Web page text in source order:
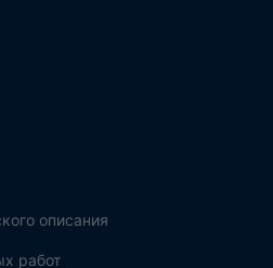
описания
работ